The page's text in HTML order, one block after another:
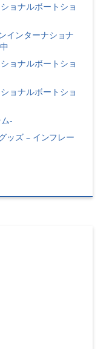
ョナルボートショ
インターナショナ
ョナルボートショ
ョナルボートショ
-
ッズ – インフレー